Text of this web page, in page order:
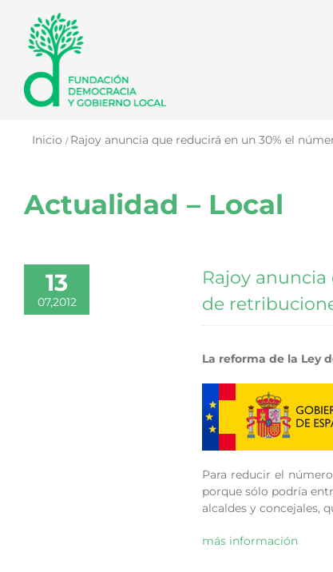
contenido
Inicio Rajoy anuncia que reducirá en un 30% el
Actualidad – Local
13
07,2012
Rajoy
de
La reforma de la Ley
Para reducir el
porque sólo podría
alcaldes y concejales,
más información